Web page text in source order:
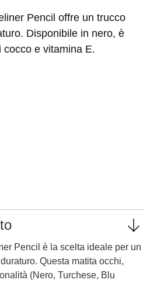
Pencil offre un trucco
Disponibile in nero, è
e vitamina E.
Pencil è la scelta ideale per un
Questa matita occhi,
(Nero, Turchese, Blu